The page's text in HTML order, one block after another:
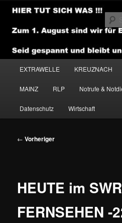
Zum
primären
Inhalt
EXTRAWELLE KREUZNACH
MAINZ RLP Notrufe &
Datenschutz Wirtschaft
Beitragsnavigation
← Vorheriger
HEUTE im
FERNSEHEN -